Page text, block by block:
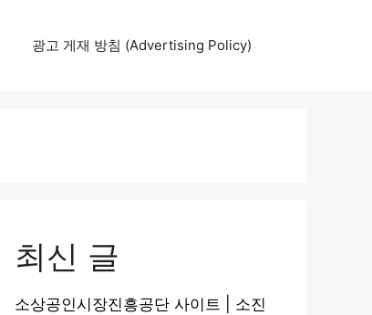
광고 게재 방침 (Advertising Policy)
최신 글
소상공인시장진흥공단 사이트 | 소진